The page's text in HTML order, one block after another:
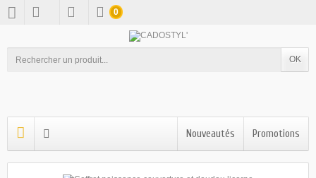
OK
0
Promotions
Nouveautés